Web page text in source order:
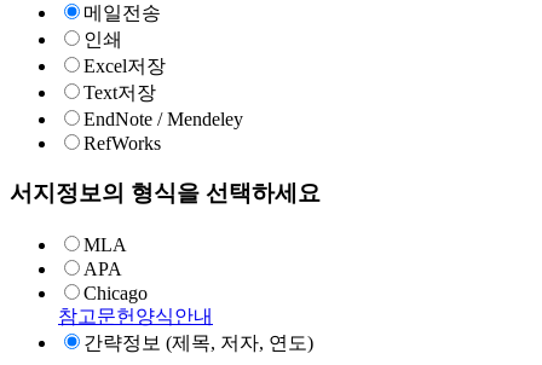
메일전송
인쇄
Excel저장
Text저장
EndNote / Mendeley
RefWorks
서지정보의 형식을 선택하세요
MLA
APA
Chicago
참고문헌양식안내
간략정보 (제목, 저자, 연도)